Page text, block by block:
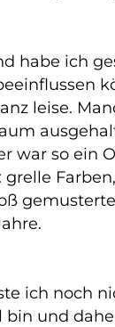
habe ich
leise.
war so ein
ich noch
bin und